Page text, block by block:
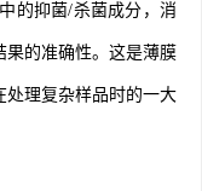
的抑菌/杀菌成分，消
果的准确性。这是薄膜
处理复杂样品时的一大